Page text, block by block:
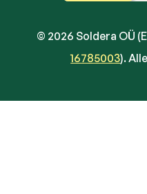
© 2026 Soldera OÜ
16785003).